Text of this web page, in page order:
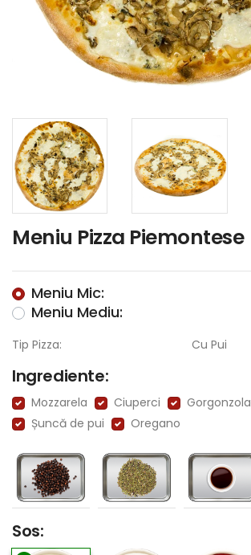
Meniu Pizza Piemontese
Meniu Mic:
Meniu Mediu:
Tip Pizza:
Cu Pui
Ingrediente:
Mozzarela Ciuperci Gorgonzola
Șuncă de pui
Oregano
Sos: